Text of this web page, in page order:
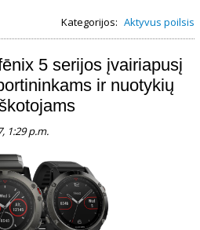
Kategorijos: Aktyvus poilsis
5 serijos įvairiapusį
ir nuotykių
1:29 p.m.